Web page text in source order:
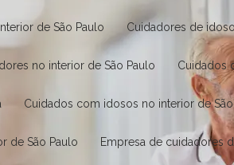
de São Paulo Cuidadores de
no interior de São Paulo
Cuidados com idosos no interior de
de São Paulo Empresa de cuidadores